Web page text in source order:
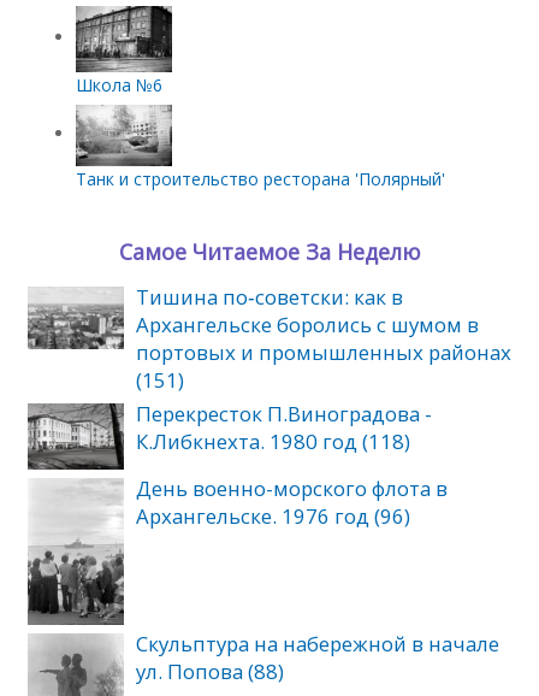
Школа №6
Танк и строительство ресторана 'Полярный'
Самое Читаемое За Неделю
Тишина по‑советски: как в
Архангельске боролись с шумом в
портовых и промышленных районах
(151)
Перекресток П.Виноградова -
К.Либкнехта. 1980 год (118)
День военно-морского флота в
Архангельске. 1976 год (96)
Скульптура на набережной в начале
ул. Попова (88)